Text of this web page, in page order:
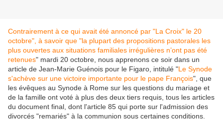
Contrairement à ce qui avait été annoncé par "La Croix" le 20
octobre", à savoir que "la plupart des propositions pastorales les
plus ouvertes aux situations familiales irrégulières n’ont pas été
retenues" mardi 20 octobre, nous apprenons ce soir dans un
article de Jean-Marie Guénois pour le Figaro, intitulé "Le Synode
s'achève sur une victoire importante pour le pape François", que
les évêques au Synode à Rome sur les questions du mariage et
de la famille ont voté à plus des deux tiers requis, tous les articles
du document final, dont l'article 85 qui porte sur l'admission des
divorcés "remariés" à la communion sous certaines conditions.